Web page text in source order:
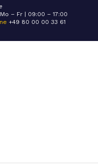
Mo – Fr | 09:00 – 17:00
+49 80 00 00 33 61